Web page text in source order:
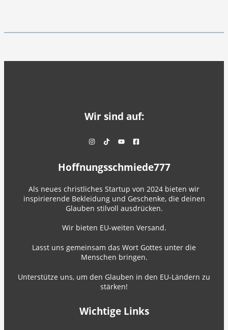
Wir sind auf:
Hoffnungsschmiede777
Als neues christliches Startup von 2024 bieten wir
inspirierende Bekleidung und Geschenke, die deinen
Glauben stilvoll ausdrücken.
Wir bieten EU-weiten Versand.
Lasst uns gemeinsam das Wort Gottes unter die
Menschen bringen.
Unterstütze uns, um den Glauben in den EU-Ländern zu
stärken!
Wichtige Links